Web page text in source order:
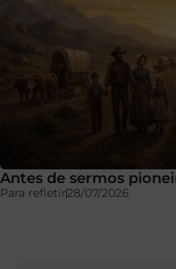
Antes de sermos
Para refletir28/07/2026